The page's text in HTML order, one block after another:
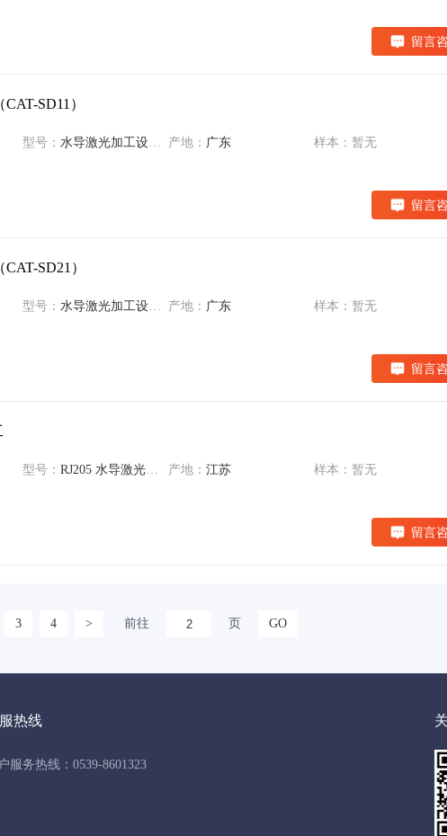
留言
SD11）
型号： 水导激光加工设备（CAT-SD11） 产地： 广东 样本：暂无
留言
SD21）
型号： 水导激光加工设备（CAT-SD21） 产地： 广东 样本：暂无
留言
型号： RJ205 水导激光加工 产地： 江苏 样本：暂无
留言
3 4 > 前往 页 GO
热线
服务热线：0539-8601323